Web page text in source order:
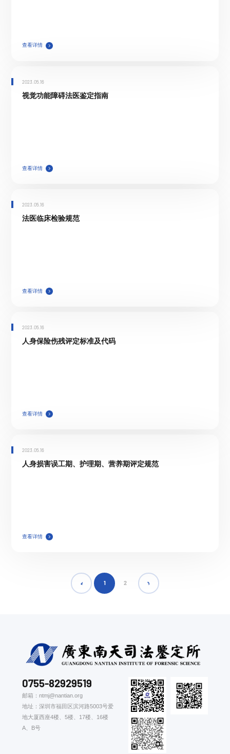
查看详情
2023.05.16
视觉功能障碍法医鉴定指南
查看详情
2023.05.16
法医临床检验规范
查看详情
2023.05.16
人身保险伤残评定标准及代码
查看详情
2023.05.16
人身损害误工期、护理期、营养期评定规范
查看详情
1 2
0755-82929519
邮箱：ntmj@nantian.org
地址：深圳市福田区滨河路5003号爱
地大厦西座4楼、5楼、17楼、16楼
A、B号